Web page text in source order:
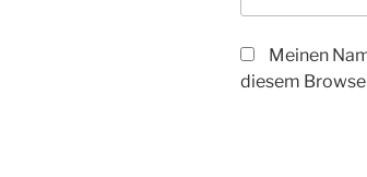
Meinen
diesem